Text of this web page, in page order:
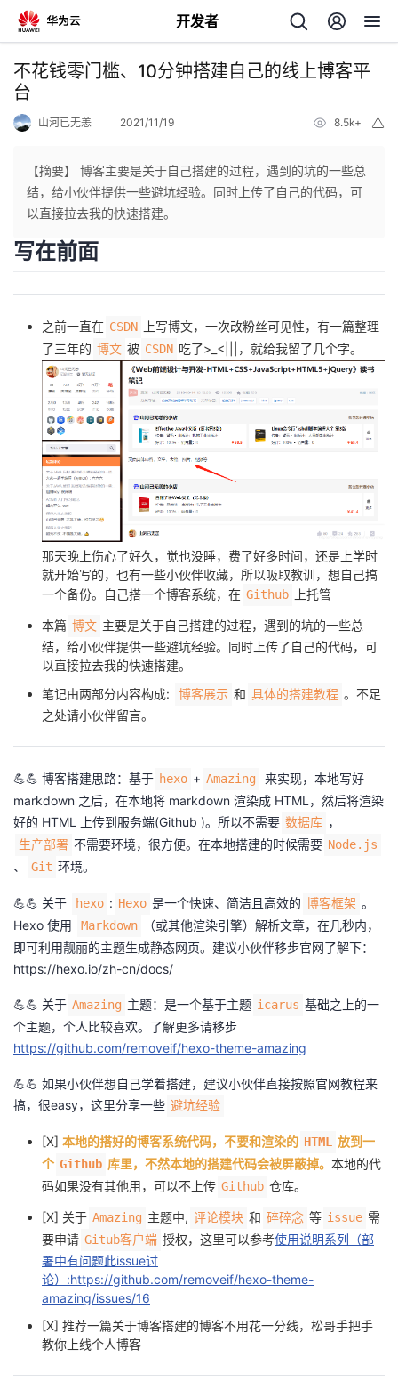
开发者
返
回
个
人
主
我
的
我
的
博
我
的
坛
我
圈
子
的
直
我
的
动
我
关
注
的
开
发
者
学
我
的
程
我
认
的
验
我
收
我
的
Programs
我
的
支
持
的
技
支
我
的
声
议
不花钱零门槛、10分钟搭建自己的线上博客平
台
山河已无恙 2021/11/19 8.5k+
【摘要】 博客主要是关于自己搭建的过程，遇到的坑的一些总
结，给小伙伴提供一些避坑经验。同时上传了自己的代码，可
以直接拉去我的快速搭建。
写在前面
之前一直在 CSDN
上写博文，一次改粉丝可见性，有一篇整理
了三年的 博文 被 CSDN 吃了>_<|||，就给我留了几个字。
那天晚上伤心了好久，觉也没睡，费了好多时间，还是上学时
就开始写的，也有一些小伙伴收藏，所以吸取教训，想自己搞
一个备份。自己搭一个博客系统，在 Github 上托管
本篇 博文 主要是关于自己搭建的过程，遇到的坑的一些总
结，给小伙伴提供一些避坑经验。同时上传了自己的代码，可
以直接拉去我的快速搭建。
笔记由两部分内容构成:
博客展示 和 具体的搭建教程 。不足
之处请小伙伴留言。
💪💪 博客搭建思路：基于 hexo + Amazing
来实现，本地写好
markdown 之后，在本地将 markdown 渲染成 HTML，然后将渲染
好的 HTML 上传到服务端(Github )。所以不需要 数据库 ，
生产部署 不需要环境，很方便。在本地搭建的时候需要 Node.js
、 Git 环境。
💪💪 关于 hexo : Hexo 是一个快速、简洁且高效的 博客框架 。
Hexo 使用
Markdown
（或其他渲染引擎）解析文章，在几秒内，
即可利用靓丽的主题生成静态网页。建议小伙伴移步官网了解下：
https://hexo.io/zh-cn/docs/
💪💪 关于 Amazing 主题：是一个基于主题 icarus 基础之上的一
个主题，个人比较喜欢。了解更多请移步
https://github.com/removeif/hexo-theme-amazing
💪💪 如果小伙伴想自己学着搭建，建议小伙伴直接按照官网教程来
搞，很easy，这里分享一些 避坑经验
[X] 本地的搭好的博客系统代码，不要和渲染的 HTML
放到一
个 Github 库里，不然本地的搭建代码会被屏蔽掉。 本地的代
码如果没有其他用，可以不上传 Github 仓库。
[X] 关于 Amazing 主题中, 评论模块 和 碎碎念 等 issue 需
要申请 Gitub客户端 授权，这里可以参考使用说明系列（部
署中有问题此issue讨
论）:https://github.com/removeif/hexo-theme-
amazing/issues/16
[X] 推荐一篇关于博客搭建的博客不用花一分线，松哥手把手
教你上线个人博客